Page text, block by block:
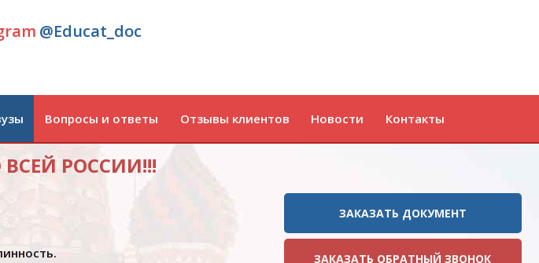
@Educat_doc
Вопросы и ответы Отзывы клиентов Новости Контакты
РОССИИ!!!
ЗАКАЗАТЬ ДОКУМЕНТ
ЗАКАЗАТЬ ОБРАТНЫЙ ЗВОНОК